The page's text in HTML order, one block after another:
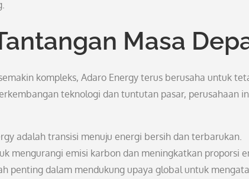
Masa
kompleks, Adaro Energy terus berusaha untuk
teknologi dan tuntutan pasar, perusahaan
adalah transisi menuju energi bersih dan terbarukan.
mengurangi emisi karbon dan meningkatkan proporsi
penting dalam mendukung upaya global untuk